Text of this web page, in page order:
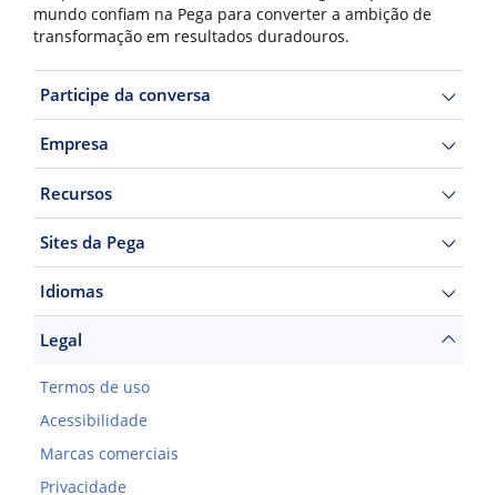
mundo confiam na Pega para converter a ambição de
transformação em resultados duradouros.
Participe da conversa
Empresa
Recursos
Sites da Pega
Idiomas
Legal
Termos de uso
Acessibilidade
Marcas comerciais
Privacidade